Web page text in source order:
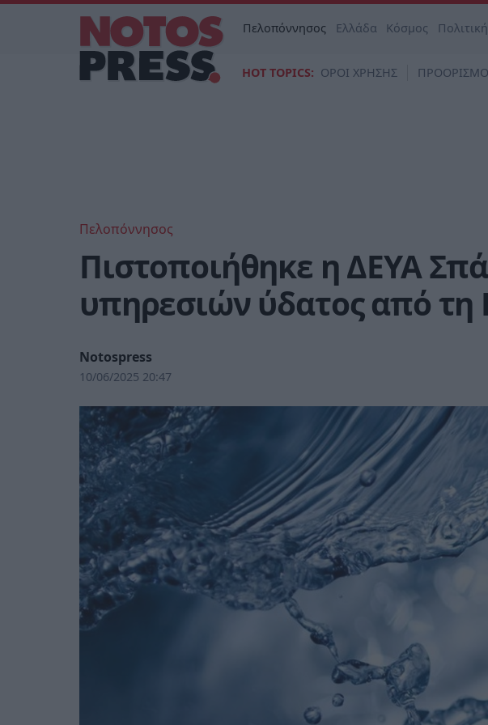
Πελοπόννησος Ελλάδα Κόσμος Πολιτική
HOT TOPICS: ΟΡΟΙ ΧΡΗΣΗΣ
Πελοπόννησος
Πιστοποιήθηκε η ΔΕΥΑ
υπηρεσιών ύδατος από τη
Notospress
10/06/2025 20:47